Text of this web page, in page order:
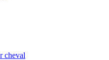
cheval